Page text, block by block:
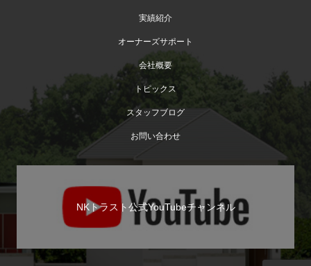
実績紹介
オーナーズサポート
会社概要
トピックス
スタッフブログ
お問い合わせ
NKトラスト公式YouTubeチャンネル